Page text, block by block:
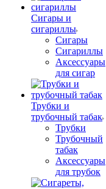
Сигары и
сигариллы
Сигары
Сигариллы
Аксессуары
для сигар
Трубки и
трубочный табак
Трубки
Трубочный
табак
Аксессуары
для трубок